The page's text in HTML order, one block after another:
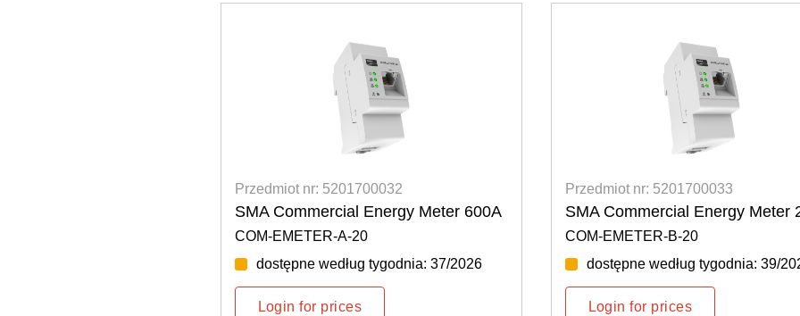
Przedmiot nr: 5201700033
SMA Commercial Energy Meter 200A
COM-EMETER-B-20
dostępne według tygodnia: 39/2026
Login for prices
Przedmiot nr: 5201700032
SMA Commercial Energy Meter
COM-EMETER-A-20
dostępne według tygodnia: 37/
Login for prices